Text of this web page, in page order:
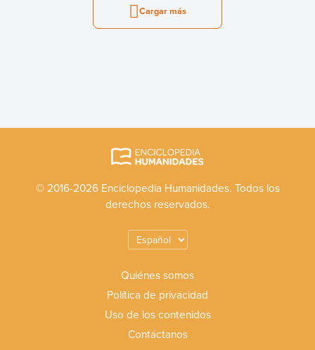
Cargar más
© 2016-2026 Enciclopedia Humanidades. Todos los
derechos reservados.
Quiénes somos
Política de privacidad
Uso de los contenidos
Contáctanos